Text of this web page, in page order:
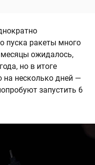
пуска ракеты много
месяцы ожидалось,
но в итоге
на несколько дней —
запустить 6